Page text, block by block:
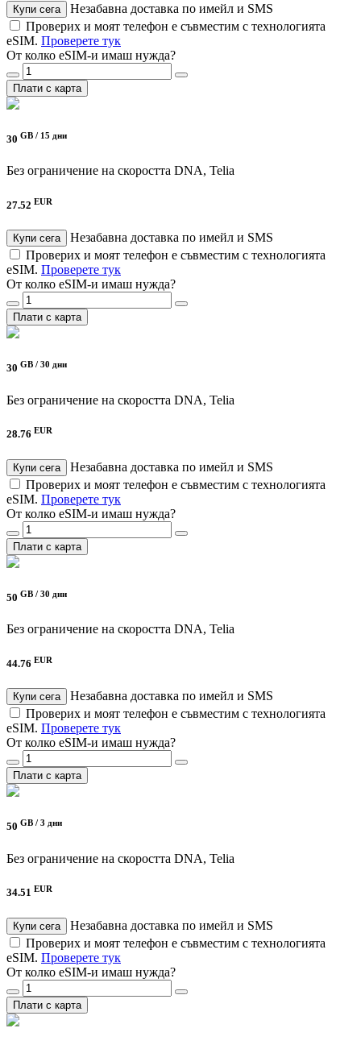
Купи сега
Незабавна доставка по имейл и SMS
Проверих и моят телефон е съвместим с технологията
eSIM. Проверете тук
От колко eSIM-и имаш нужда?
Плати с карта
30 GB / 15 дни
Без ограничение на скоростта DNA, Telia
27.52 EUR
Купи сега
Незабавна доставка по имейл и SMS
Проверих и моят телефон е съвместим с технологията
eSIM. Проверете тук
От колко eSIM-и имаш нужда?
Плати с карта
30 GB / 30 дни
Без ограничение на скоростта DNA, Telia
28.76 EUR
Купи сега
Незабавна доставка по имейл и SMS
Проверих и моят телефон е съвместим с технологията
eSIM. Проверете тук
От колко eSIM-и имаш нужда?
Плати с карта
50 GB / 30 дни
Без ограничение на скоростта DNA, Telia
44.76 EUR
Купи сега
Незабавна доставка по имейл и SMS
Проверих и моят телефон е съвместим с технологията
eSIM. Проверете тук
От колко eSIM-и имаш нужда?
Плати с карта
50 GB / 3 дни
Без ограничение на скоростта DNA, Telia
34.51 EUR
Купи сега
Незабавна доставка по имейл и SMS
Проверих и моят телефон е съвместим с технологията
eSIM. Проверете тук
От колко eSIM-и имаш нужда?
Плати с карта